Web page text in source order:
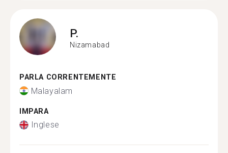
P.
Nizamabad
PARLA CORRENTEMENTE
Malayalam
IMPARA
Inglese